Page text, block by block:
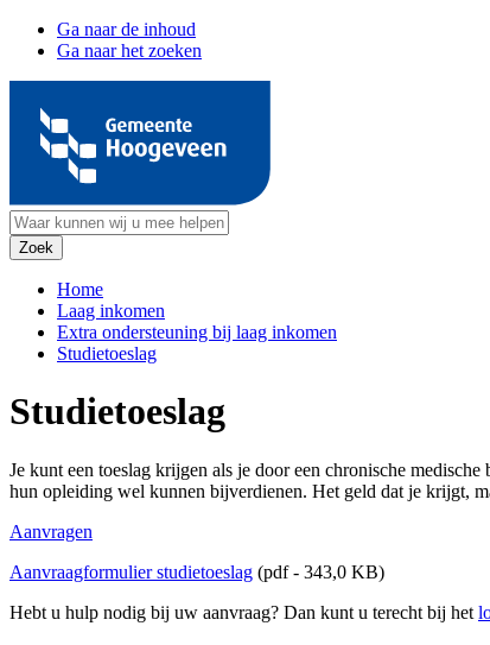
Ga naar de inhoud
Ga naar het zoeken
Home
Laag inkomen
Extra ondersteuning bij laag inkomen
Studietoeslag
Studietoeslag
Je kunt een toeslag krijgen als je door een chronische
hun opleiding wel kunnen bijverdienen. Het geld dat je krijgt,
Aanvragen
Aanvraagformulier studietoeslag (pdf - 343,0 KB)
Hebt u hulp nodig bij uw aanvraag? Dan kunt u terecht bij het